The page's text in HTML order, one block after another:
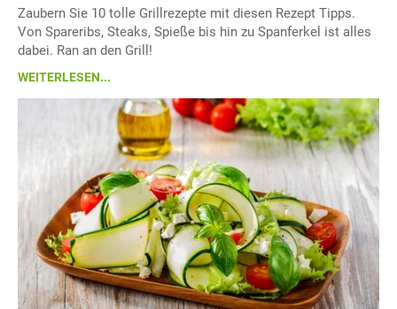
Zaubern Sie 10 tolle Grillrezepte mit diesen Rezept Tipps.
Von Spareribs, Steaks, Spieße bis hin zu Spanferkel ist alles
dabei. Ran an den Grill!
WEITERLESEN...